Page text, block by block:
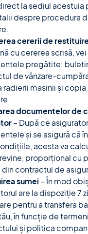
la sediul acestuia
despre procedura
cererii de
cu cererea scrisă, vei
pregătite:
de vânzare-
radierii mașinii și
documentelor de
– După ce
și se asigură că
acesta va
proporțional cu
din contractul de
sumei– În mod
are la dispoziție 7
pentru a transfera
în funcție de
și politica